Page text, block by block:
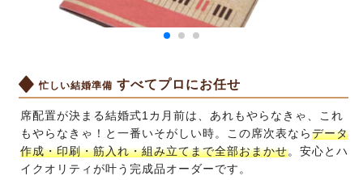
忙しい結婚準備 すべてプロにお任せ
席配置が決まる結婚式1カ月前は、あれもやらなきゃ、これ
もやらなきゃ！と一番いそがしい時。この席次表ならデータ
作成・印刷・筋入れ・組み立てまで全部おまかせ。安心とハ
イクオリティが叶う完成品オーダーです。